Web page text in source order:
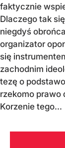
faktycznie
Dlaczego tak
niegdyś
organizator
się
zachodnim
tezę o
rzekomo prawo
Korzenie tego...